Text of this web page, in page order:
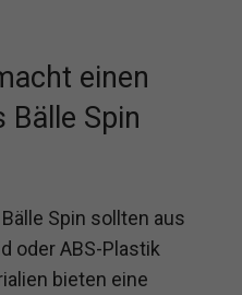
einen
Bälle Spin
Spin sollten aus
oder ABS-Plastik
bieten eine